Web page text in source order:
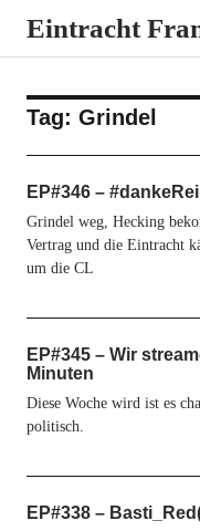
Eintracht
Tag: Grindel
EP#346 –
Grindel weg, Hecking
Vertrag und die Eintracht
um die CL
EP#345 – Wir
Minuten
Diese Woche wird ist es
politisch.
EP#338 –